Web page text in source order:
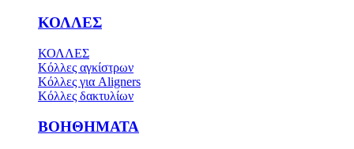
ΚΟΛΛΕΣ
ΚΟΛΛΕΣ
Κόλλες αγκίστρων
Κόλλες για Aligners
Κόλλες δακτυλίων
ΒΟΗΘΗΜΑΤΑ